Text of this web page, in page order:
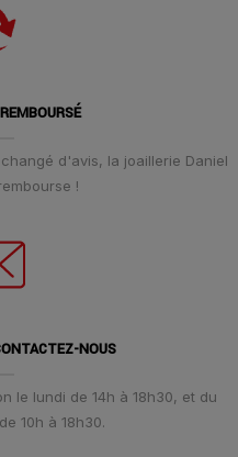
d'avis, la joaillerie Daniel
!
NOUS
le lundi de 14h à 18h30, et du
10h à 18h30.